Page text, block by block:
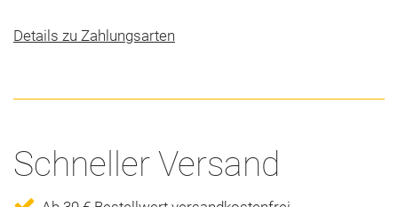
Details zu Zahlungsarten
Schneller Versand